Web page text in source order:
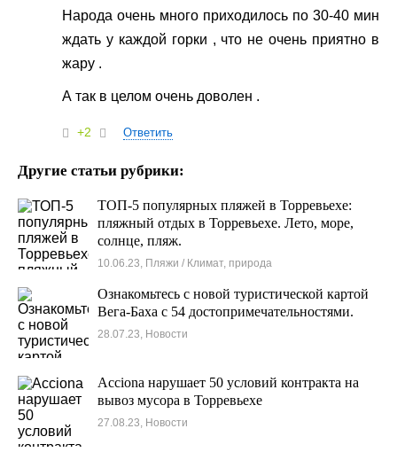
Народа очень много приходилось по 30-40 мин
ждать у каждой горки , что не очень приятно в
жару .
А так в целом очень доволен .
+2 Ответить
Другие статьи рубрики:
ТОП-5 популярных пляжей в Торревьехе:
пляжный отдых в Торревьехе. Лето, море,
солнце, пляж.
10.06.23, Пляжи / Климат, природа
Ознакомьтесь с новой туристической картой
Вега-Баха с 54 достопримечательностями.
28.07.23, Новости
Acciona нарушает 50 условий контракта на
вывоз мусора в Торревьехе
27.08.23, Новости